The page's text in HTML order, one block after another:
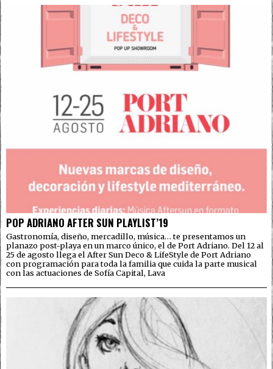
POP ADRIANO AFTER SUN PLAYLIST’19
Gastronomía, diseño, mercadillo, música… te presentamos un
planazo post-playa en un marco único, el de Port Adriano. Del 12 al
25 de agosto llega el After Sun Deco & LifeStyle de Port Adriano
con programación para toda la familia que cuida la parte musical
con las actuaciones de Sofía Capital, Lava